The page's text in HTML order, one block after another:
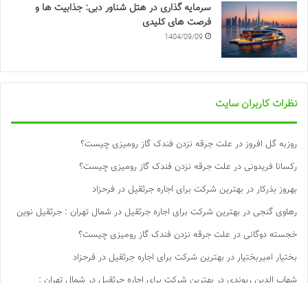
سرمایه گذاری در هتل شناور دبی: جذابیت ها و
فرصت های کلیدی
1404/09/09
نظرات کاربران سایت
روزبه گل افروز در علت جرقه نزدن فندک گاز رومیزی چیست؟
رکسانا فریدونی در علت جرقه نزدن فندک گاز رومیزی چیست؟
بهروز بذرکار در بهترین شرکت برای اجاره جرثقیل در فرحزاد
رهاوی گنجی در بهترین شرکت برای اجاره جرثقیل در شمال تهران : جرثقیل نوین
خجسته دوگانی در علت جرقه نزدن فندک گاز رومیزی چیست؟
بختیار امیربختیار در بهترین شرکت برای اجاره جرثقیل در فرحزاد